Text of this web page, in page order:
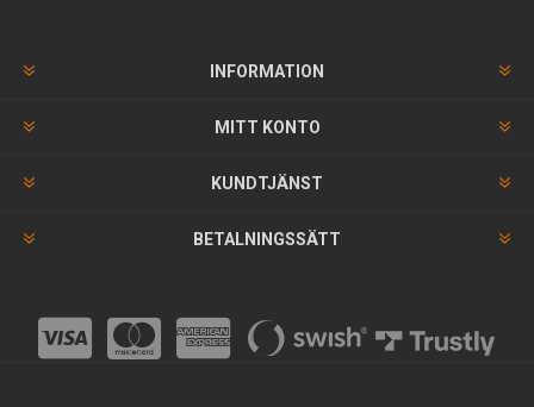
INFORMATION
MITT KONTO
KUNDTJÄNST
BETALNINGSSÄTT